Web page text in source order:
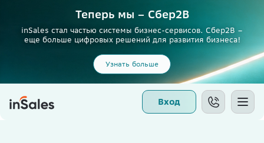
Теперь мы – Сбер2B
inSales стал частью системы бизнес-сервисов. Сбер2В –
еще больше цифровых решений для развития бизнеса!
Узнать больше
Вход